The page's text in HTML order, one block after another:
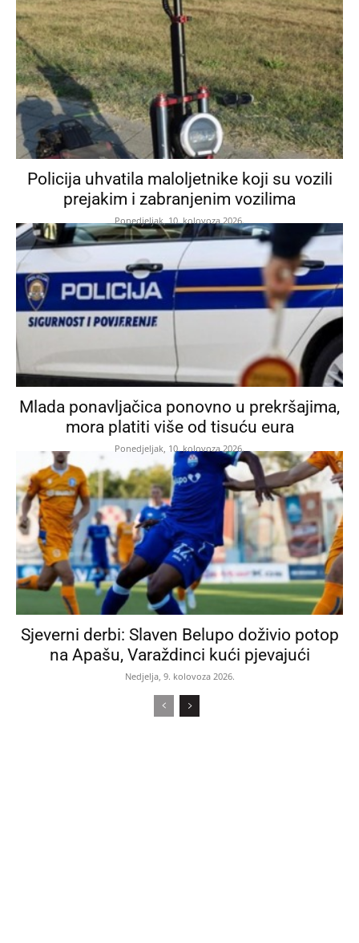
Policija uhvatila maloljetnike koji su vozili
prejakim i zabranjenim vozilima
Ponedjeljak, 10. kolovoza 2026.
Mlada ponavljačica ponovno u prekršajima,
mora platiti više od tisuću eura
Ponedjeljak, 10. kolovoza 2026.
Sjeverni derbi: Slaven Belupo doživio potop
na Apašu, Varaždinci kući pjevajući
Nedjelja, 9. kolovoza 2026.